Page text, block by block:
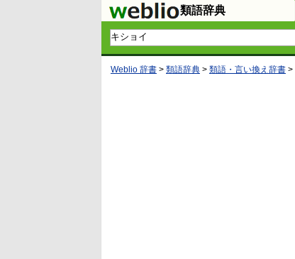
類語辞典
Weblio 辞書 > 類語辞典 > 類語・言い換え辞書 >